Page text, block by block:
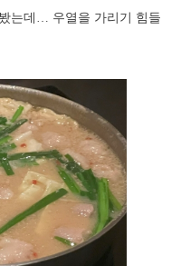
는데… 우열을 가리기 힘들